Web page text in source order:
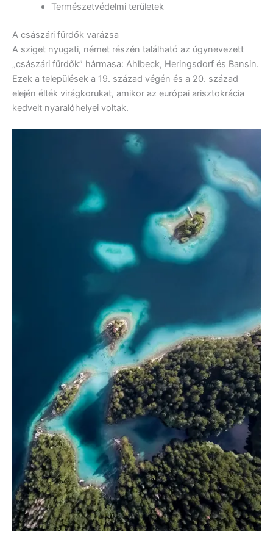
Természetvédelmi területek
A császári fürdők varázsa
A sziget nyugati, német részén található az úgynevezett
„császári fürdők” hármasa: Ahlbeck, Heringsdorf és Bansin.
Ezek a települések a 19. század végén és a 20. század
elején élték virágkorukat, amikor az európai arisztokrácia
kedvelt nyaralóhelyei voltak.